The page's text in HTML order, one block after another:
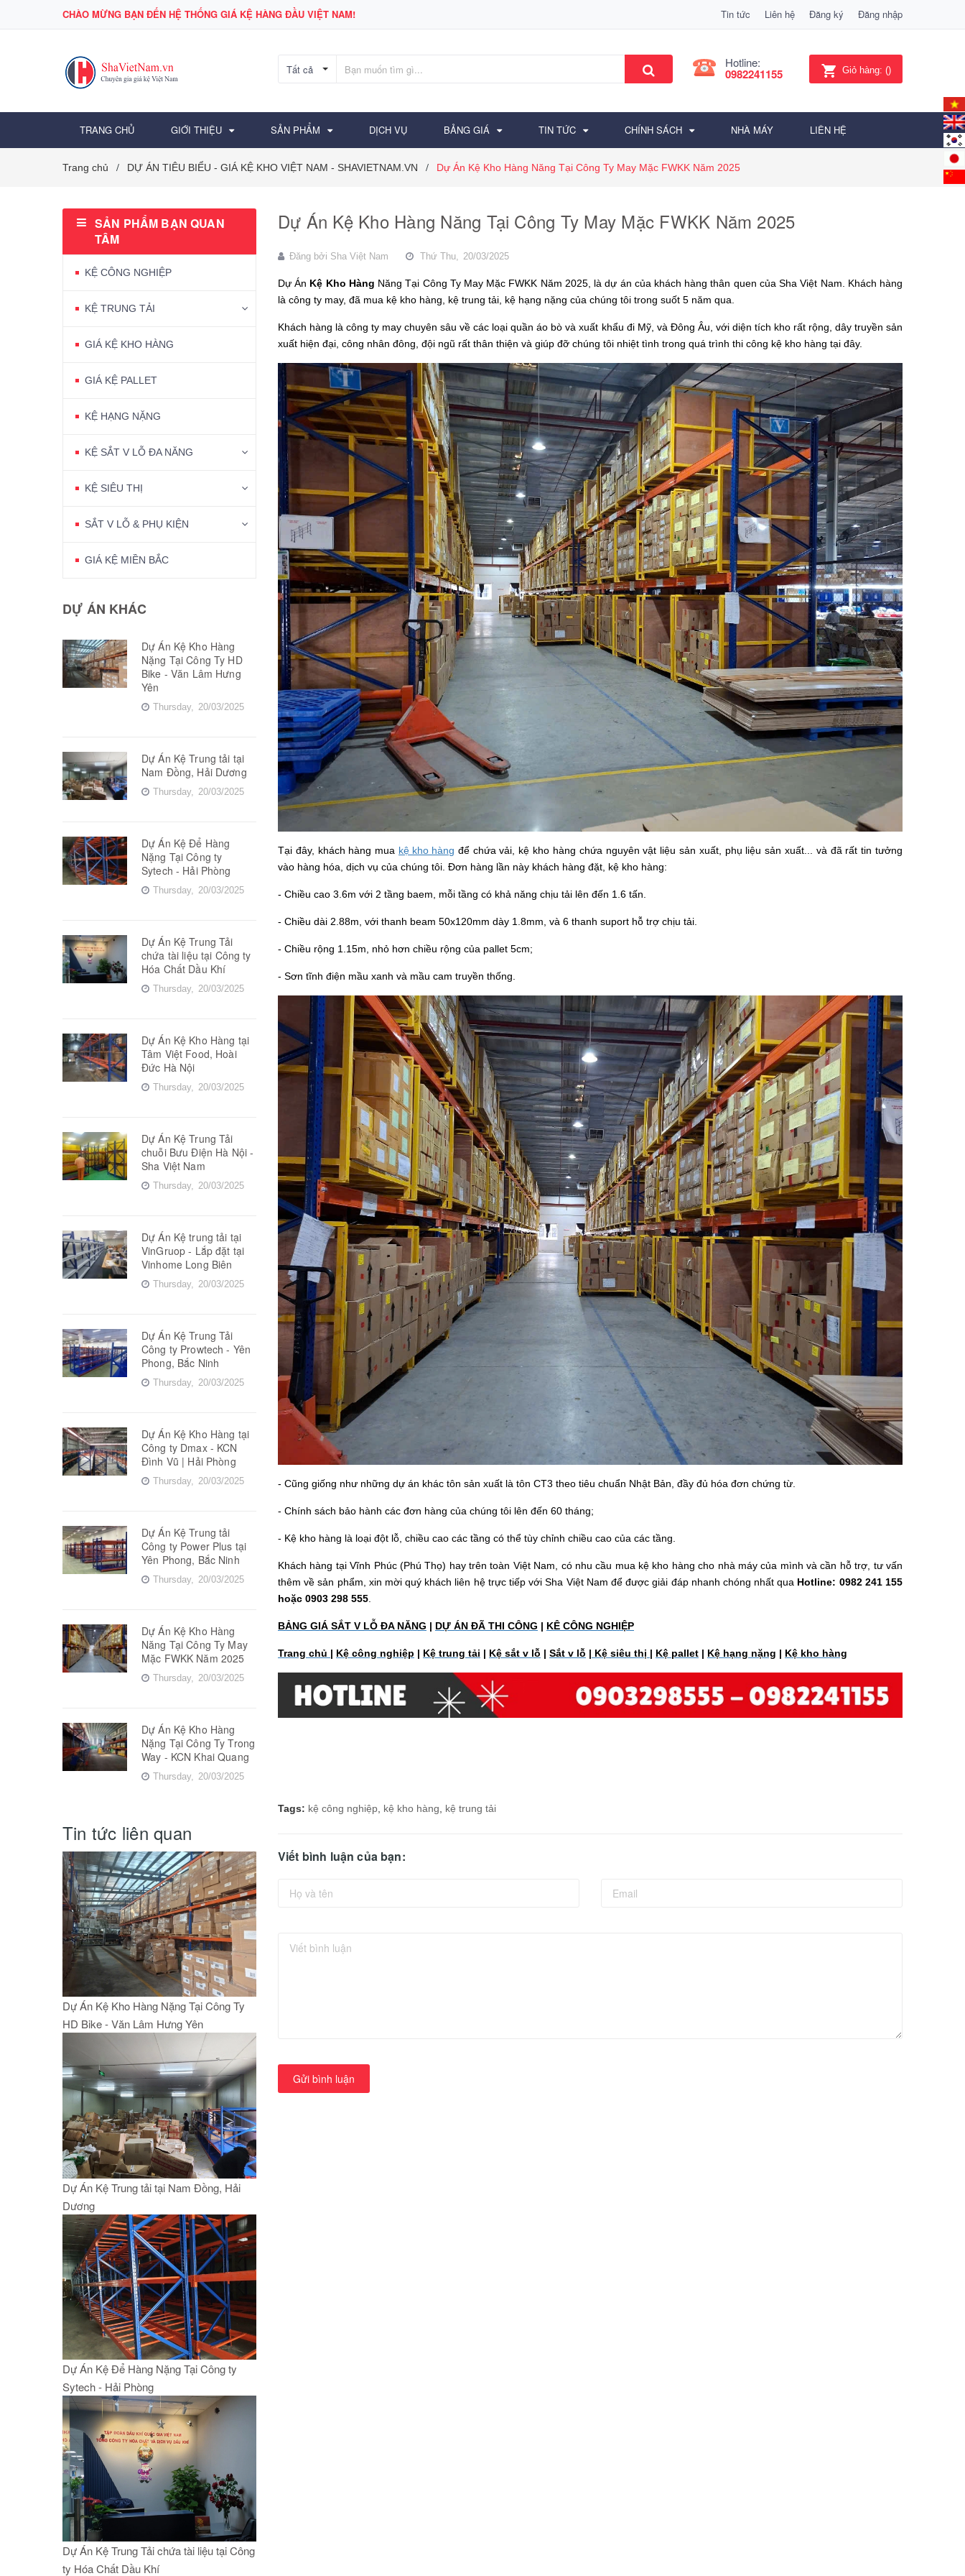
CHÀO MỪNG BẠN ĐẾN HỆ THỐNG GIÁ KỆ HÀNG ĐẦU VIỆT NAM! Tin tức Liên hệ Đăng ký Đăng nhập
Tất cả Hotline:
0982241155 Giỏ hàng: ()
TRANG CHỦ GIỚI THIỆU SẢN PHẨM DỊCH VỤ BẢNG GIÁ TIN TỨC CHÍNH SÁCH NHÀ MÁY LIÊN HỆ
Trang chủ / DỰ ÁN TIÊU BIỂU - GIÁ KỆ KHO VIỆT NAM - SHAVIETNAM.VN / Dự Án Kệ Kho Hàng Năng Tại Công Ty May Mặc FWKK Năm 2025
Dự Án Kệ Kho Hàng Năng Tại Công Ty May Mặc FWKK Năm 2025
Đăng bởi Sha Việt Nam Thứ Thu, 20/03/2025
Dự Án Kệ Kho Hàng Năng Tại Công Ty May Mặc FWKK Năm 2025, là dự án của khách hàng thân quen của Sha Việt Nam. Khách hàng
là công ty may, đã mua kệ kho hàng, kệ trung tải, kệ hạng nặng của chúng tôi trong suốt 5 năm qua.
Khách hàng là công ty may chuyên sâu về các loại quần áo bò và xuất khẩu đi Mỹ, và Đông Âu, với diện tích kho rất rộng, dây truyền sản
xuất hiện đại, công nhân đông, đội ngũ rất thân thiện và giúp đỡ chúng tôi nhiệt tình trong quá trình thi công kệ kho hàng tại đây.
Tại đây, khách hàng mua kệ kho hàng để chứa vải, kệ kho hàng chứa nguyên vật liệu sản xuất, phụ liệu sản xuất... và đã rất tin tưởng
vào hàng hóa, dịch vụ của chúng tôi. Đơn hàng lần này khách hàng đặt, kệ kho hàng:
- Chiều cao 3.6m với 2 tầng baem, mỗi tầng có khả năng chịu tải lên đến 1.6 tấn.
- Chiều dài 2.88m, với thanh beam 50x120mm dày 1.8mm, và 6 thanh suport hỗ trợ chịu tải.
- Chiều rộng 1.15m, nhỏ hơn chiều rộng của pallet 5cm;
- Sơn tĩnh điện mầu xanh và mầu cam truyền thống.
- Cũng giống như những dự án khác tôn sản xuất là tôn CT3 theo tiêu chuẩn Nhật Bản, đầy đủ hóa đơn chứng từ.
- Chính sách bảo hành các đơn hàng của chúng tôi lên đến 60 tháng;
- Kệ kho hàng là loại đột lỗ, chiều cao các tầng có thể tùy chỉnh chiều cao của các tầng.
Khách hàng tại Vĩnh Phúc (Phú Thọ) hay trên toàn Việt Nam, có nhu cầu mua kệ kho hàng cho nhà máy của mình và cần hỗ trợ, tư vấn
thêm về sản phẩm, xin mời quý khách liên hệ trực tiếp với Sha Việt Nam để được giải đáp nhanh chóng nhất qua Hotline: 0982 241 155
hoặc 0903 298 555
BẢNG GIÁ SẮT V LỖ ĐA NĂNG | DỰ ÁN ĐÃ THI CÔNG | KÊ CÔNG NGHIỆP
Trang chủ | Kệ công nghiệp | Kệ trung tải | Kệ sắt v lỗ | Sắt v lỗ | Kệ siêu thị | Kệ pallet | Kệ hạng nặng | Kệ kho hàng
Tags: kệ công nghiệp kệ kho hàng kệ trung tải
Viết bình luận của bạn:
Gửi bình luận
SẢN PHẨM BẠN QUAN
TÂM
KỆ CÔNG NGHIỆP
KỆ TRUNG TẢI
GIÁ KỆ KHO HÀNG
GIÁ KỆ PALLET
KỆ HẠNG NẶNG
KỆ SẮT V LỖ ĐA NĂNG
KỆ SIÊU THỊ
SẮT V LỖ & PHỤ KIỆN
GIÁ KỆ MIỀN BẮC
DỰ ÁN KHÁC
Dự Án Kệ Kho Hàng
Nặng Tại Công Ty HD
Bike - Văn Lâm Hưng
Yên
Thursday, 20/03/2025
Dự Án Kệ Trung tải tại
Nam Đồng, Hải Dương
Thursday, 20/03/2025
Dự Án Kệ Để Hàng
Nặng Tại Công ty
Sytech - Hải Phòng
Thursday, 20/03/2025
Dự Án Kệ Trung Tải
chứa tài liệu tại Công ty
Hóa Chất Dầu Khí
Thursday, 20/03/2025
Dự Án Kệ Kho Hàng tại
Tâm Việt Food, Hoài
Đức Hà Nội
Thursday, 20/03/2025
Dự Án Kệ Trung Tải
chuỗi Bưu Điện Hà Nội -
Sha Việt Nam
Thursday, 20/03/2025
Dự Án Kệ trung tải tại
VinGruop - Lắp đặt tại
Vinhome Long Biên
Thursday, 20/03/2025
Dự Án Kệ Trung Tải
Công ty Prowtech - Yên
Phong, Bắc Ninh
Thursday, 20/03/2025
Dự Án Kệ Kho Hàng tại
Công ty Dmax - KCN
Đình Vũ | Hải Phòng
Thursday, 20/03/2025
Dự Án Kệ Trung tải
Công ty Power Plus tại
Yên Phong, Bắc Ninh
Thursday, 20/03/2025
Dự Án Kệ Kho Hàng
Năng Tại Công Ty May
Mặc FWKK Năm 2025
Thursday, 20/03/2025
Dự Án Kệ Kho Hàng
Nặng Tại Công Ty Trong
Way - KCN Khai Quang
Thursday, 20/03/2025
Tin tức liên quan
Dự Án Kệ Kho Hàng Nặng Tại Công Ty
HD Bike - Văn Lâm Hưng Yên
Dự Án Kệ Trung tải tại Nam Đồng, Hải
Dương
Dự Án Kệ Để Hàng Nặng Tại Công ty
Sytech - Hải Phòng
Dự Án Kệ Trung Tải chứa tài liệu tại Công
ty Hóa Chất Dầu Khí